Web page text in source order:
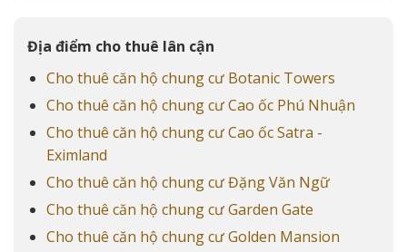
Địa điểm cho thuê lân cận
Cho thuê căn hộ chung cư Botanic Towers
Cho thuê căn hộ chung cư Cao ốc Phú Nhuận
Cho thuê căn hộ chung cư Cao ốc Satra -
Eximland
Cho thuê căn hộ chung cư Đặng Văn Ngữ
Cho thuê căn hộ chung cư Garden Gate
Cho thuê căn hộ chung cư Golden Mansion